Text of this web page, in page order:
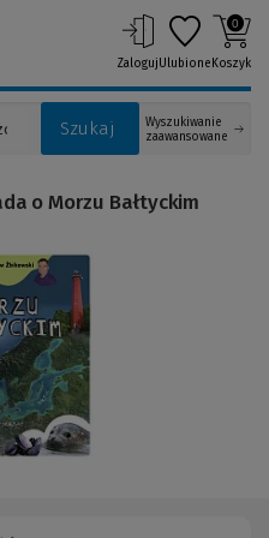
Szukaj
Wyszukiwanie
zaawansowane
ZalogujUlubione
0
Koszyk
o Morzu Bałtyckim